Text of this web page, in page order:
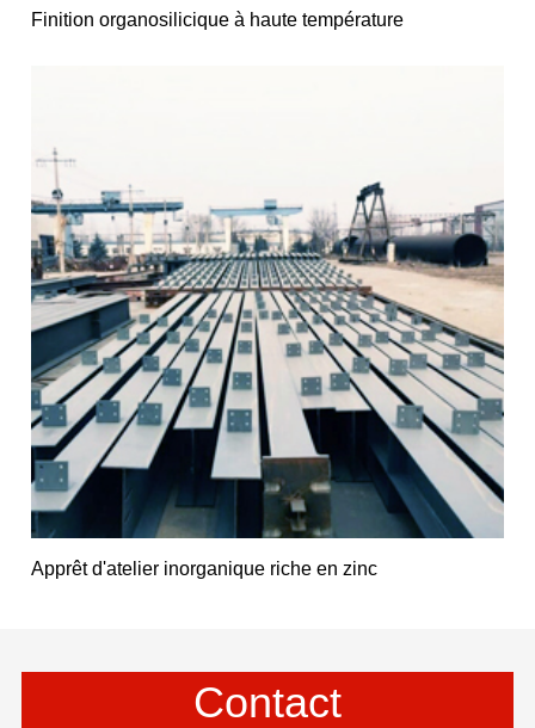
Finition organosilicique à haute température
Apprêt d'atelier inorganique riche en zinc
Contact